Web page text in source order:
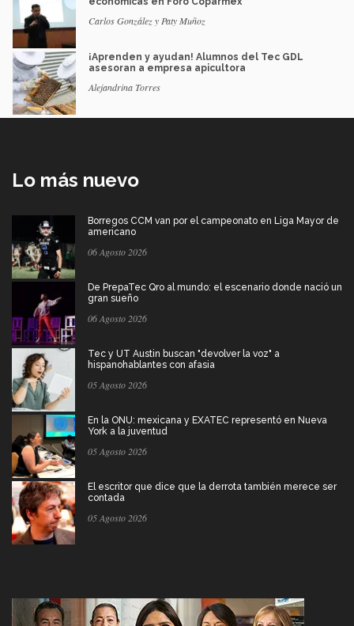
Carlos González y Paty Muñoz
¡Aprenden y ayudan! Alumnos del Tec GDL
asesoran a empresa apicultora
Alejandrina Torres
Lo más nuevo
Borregos CCM van por el campeonato en Liga Mayor de
americano
06 Agosto 2026
De PrepaTec Qro al mundo: el escenario donde nació un
gran sueño
06 Agosto 2026
Tec y UT Austin buscan "devolver la voz" a
hispanohablantes con afasia
05 Agosto 2026
En la ONU: mexicana y EXATEC representó en Nueva
York a la juventud
05 Agosto 2026
El escritor que dice que la derrota también merece ser
contada
05 Agosto 2026